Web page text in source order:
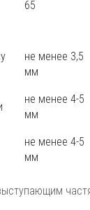
65
не менее 3,5
мм
не менее 4-5
мм
не менее 4-5
мм